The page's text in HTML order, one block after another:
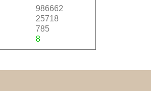
8
986662
25718
785